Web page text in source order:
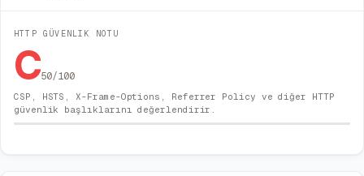
HTTP GÜVENLIK NOTU
C50/100
CSP, HSTS, X-Frame-Options, Referrer Policy ve diğer HTTP
güvenlik başlıklarını değerlendirir.